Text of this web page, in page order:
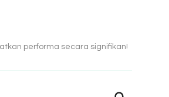
performa secara signifikan!